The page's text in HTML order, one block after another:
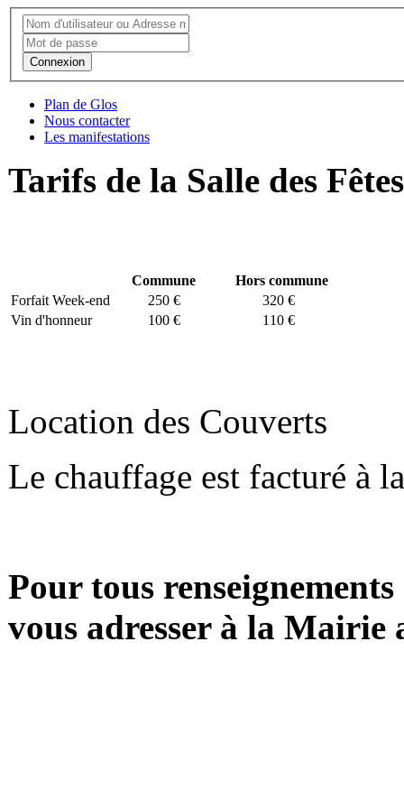
Connexion
Plan de Glos
Nous contacter
Les manifestations
Tarifs de la Salle des
Commune
Hors commune
Forfait Week-end
250 €
320 €
Vin d'honneur
100 € 110 €
Location des
Le chauffage est facturé à
Pour tous
vous adresser à la Mairie